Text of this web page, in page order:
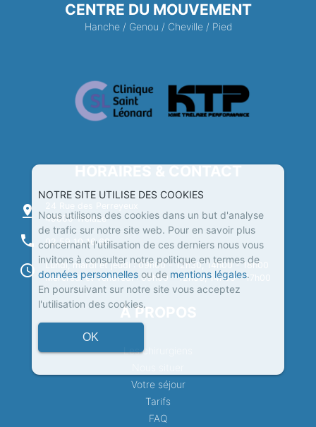
NOTRE SITE UTILISE DES COOKIES
Nous utilisons des cookies dans un but d'analyse
de trafic sur notre site web. Pour en savoir plus
concernant l'utilisation de ces derniers nous vous
invitons à consulter notre politique en termes de
données personnellesou de mentions légales.
En poursuivant sur notre site vous acceptez
l'utilisation des cookies.
OK
CENTRE DU MOUVEMENT
Hanche/ Genou / Cheville/ Pied
pin_drop
49800 Trélazé
phone 02 59 10 16 60
schedule
Lundi, mardi et jeudi : 09h00 - 12h30, 14h00 - 18h00
Mercredi et vendredi : 09h00 - 12h30, 14h00 - 17h00
À PROPOS
Les chirurgiens
Votre séjour
Tarifs
FAQ